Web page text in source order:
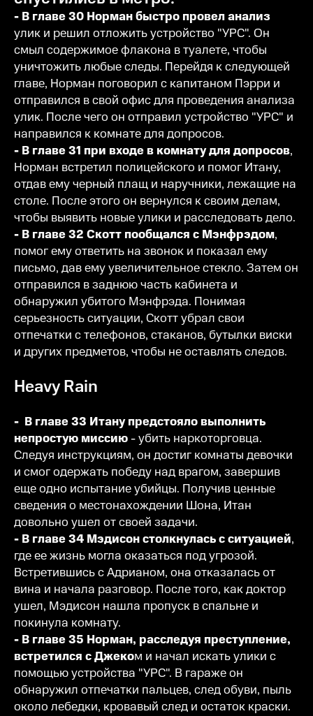
- В главе 30 Норман быстро провел анализ
улик и решил отложить устройство "УРС". Он
смыл содержимое флакона в туалете, чтобы
уничтожить любые следы. Перейдя к следующей
главе, Норман поговорил с капитаном Пэрри и
отправился в свой офис для проведения анализа
улик. После чего он отправил устройство "УРС" и
направился к комнате для допросов.
- В главе 31 при входе в комнату для допросов,
Норман встретил полицейского и помог Итану,
отдав ему черный плащ и наручники, лежащие на
столе. После этого он вернулся к своим делам,
чтобы выявить новые улики и расследовать дело.
- В главе 32 Скотт пообщался с Мэнфрэдом,
помог ему ответить на звонок и показал ему
письмо, дав ему увеличительное стекло. Затем он
отправился в заднюю часть кабинета и
обнаружил убитого Мэнфрэда. Понимая
серьезность ситуации, Скотт убрал свои
отпечатки с телефонов, стаканов, бутылки виски
и других предметов, чтобы не оставлять следов.
Heavy Rain
- В главе 33 Итану предстояло выполнить
непростую миссию- убить наркоторговца.
Следуя инструкциям, он достиг комнаты девочки
и смог одержать победу над врагом, завершив
еще одно испытание убийцы. Получив ценные
сведения о местонахождении Шона, Итан
довольно ушел от своей задачи.
- В главе 34 Мэдисон столкнулась с ситуацией,
где ее жизнь могла оказаться под угрозой.
Встретившись с Адрианом, она отказалась от
вина и начала разговор. После того, как доктор
ушел, Мэдисон нашла пропуск в спальне и
покинула комнату.
- В главе 35 Норман, расследуя преступление,
встретился с Джеком и начал искать улики с
помощью устройства "УРС". В гараже он
обнаружил отпечатки пальцев, след обуви, пыль
около лебедки, кровавый след и остаток краски.